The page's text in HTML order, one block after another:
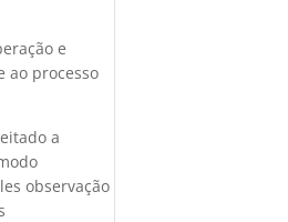
e
ao processo
a
observação